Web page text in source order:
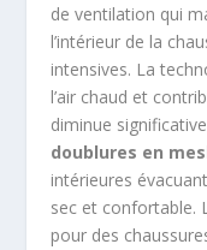
de ventilation qui
l’intérieur de la
intensives. La
l’air chaud et
diminue
doublures en
intérieures
sec et confortable.
pour des